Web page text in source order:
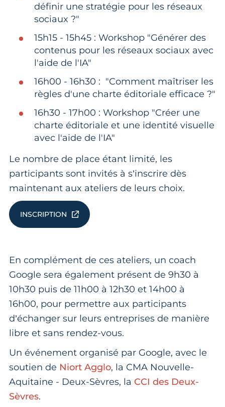
définir une stratégie pour les réseaux
sociaux ?"
15h15 - 15h45 : Workshop "Générer des
contenus pour les réseaux sociaux avec
l'aide de l'IA"
16h00 - 16h30 : "Comment maîtriser les
règles d'une charte éditoriale efficace ?"
16h30 - 17h00 : Workshop "Créer une
charte éditoriale et une identité visuelle
avec l'aide de l'IA"
Le nombre de place étant limité, les
participants sont invités à s’inscrire dès
maintenant aux ateliers de leurs choix.
INSCRIPTION
En complément de ces ateliers, un coach
Google sera également présent de 9h30 à
10h30 puis de 11h00 à 12h30 et 14h00 à
16h00, pour permettre aux participants
d’échanger sur leurs entreprises de manière
libre et sans rendez-vous.
Un événement organisé par Google, avec le
soutien de Niort Agglo, la CMA Nouvelle-
Aquitaine - Deux-Sèvres, la CCI des Deux-
Sèvres.